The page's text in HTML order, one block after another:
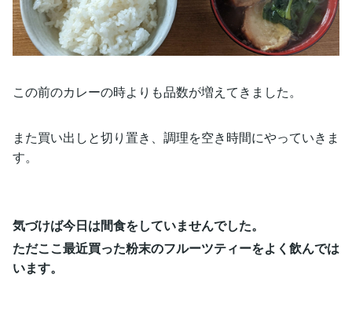
この前のカレーの時よりも品数が増えてきました。
また買い出しと切り置き、調理を空き時間にやっていきま
す。
気づけば今日は間食をしていませんでした。
ただここ最近買った粉末のフルーツティーをよく飲んでは
います。